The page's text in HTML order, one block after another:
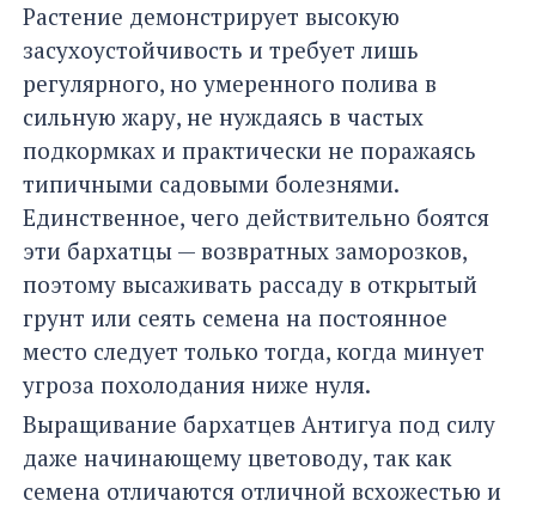
Растение демонстрирует высокую
засухоустойчивость и требует лишь
регулярного, но умеренного полива в
сильную жару, не нуждаясь в частых
подкормках и практически не поражаясь
типичными садовыми болезнями.
Единственное, чего действительно боятся
эти бархатцы — возвратных заморозков,
поэтому высаживать рассаду в открытый
грунт или сеять семена на постоянное
место следует только тогда, когда минует
угроза похолодания ниже нуля.
Выращивание бархатцев Антигуа под силу
даже начинающему цветоводу, так как
семена отличаются отличной всхожестью и